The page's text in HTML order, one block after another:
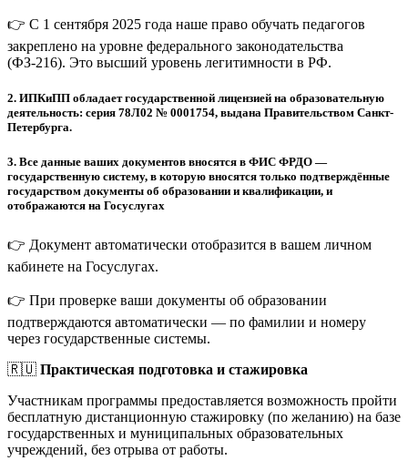
👉 С 1 сентября 2025 года наше право обучать педагогов
закреплено на уровне федерального законодательства
(ФЗ-216). Это высший уровень легитимности в РФ.
2. ИПКиПП обладает государственной лицензией на образовательную
деятельность: серия 78Л02 № 0001754, выдана Правительством Санкт-
Петербурга.
3. Все данные ваших документов вносятся в ФИС ФРДО —
государственную систему, в которую вносятся только подтверждённые
государством документы об образовании и квалификации, и
отображаются на Госуслугах
👉 Документ автоматически отобразится в вашем личном
кабинете на Госуслугах.
👉 При проверке ваши документы об образовании
подтверждаются автоматически — по фамилии и номеру
через государственные системы.
🇷🇺 Практическая подготовка и стажировка
Участникам программы предоставляется возможность пройти
бесплатную дистанционную стажировку (по желанию) на базе
государственных и муниципальных образовательных
учреждений, без отрыва от работы.